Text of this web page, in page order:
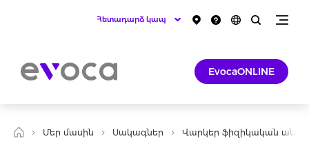
Հետադարձ կապ
EvocaONLINE
Մեր մասին Սակագներ Վարկեր ֆիզիկական